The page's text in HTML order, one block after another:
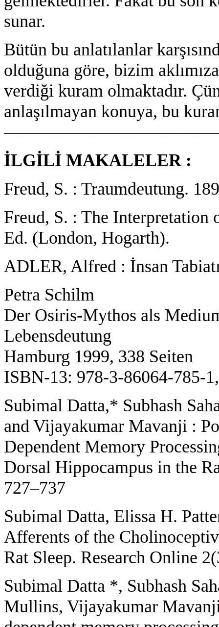
sunar.
Bütün bu anlatılanlar
olduğuna göre, bizim
verdiği kuram olmaktadır.
anlaşılmayan konuya, bu
İLGİLİ MAKALELER :
Freud, S. : Traumdeutung.
Freud, S. : The Interpretation
Ed. (London, Hogarth).
ADLER, Alfred : İnsan
Petra Schilm
Der Osiris-Mythos als
Lebensdeutung
Hamburg 1999, 338 Seiten
ISBN-13: 978-3-86064-785-
Subimal Datta,* Subhash
and Vijayakumar Mavanji :
Dependent Memory
Dorsal Hippocampus in the
727–737
Subimal Datta, Elissa H.
Afferents of the
Rat Sleep. Research Online
Subimal Datta *, Subhash
Mullins, Vijayakumar